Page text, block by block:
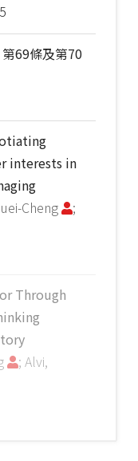
69條及第70
interests in
Cheng
;
Through
; Alvi,